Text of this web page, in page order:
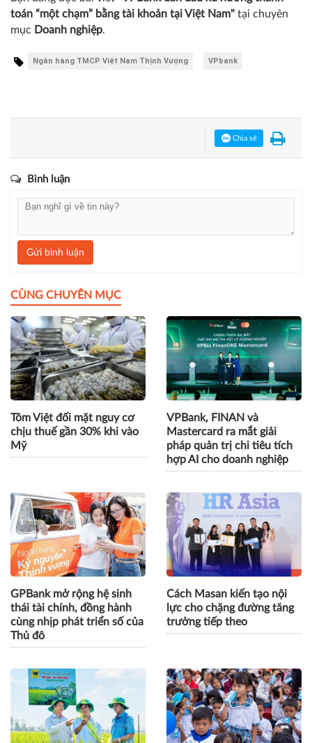
toán “một chạm” bằng tài khoản tại Việt Nam" tại chuyên
mục Doanh nghiệp.
Ngân hàng TMCP Việt Nam Thịnh Vượng VPbank
Chia sẻ
Bình luận
Gửi bình luận
CÙNG CHUYÊN MỤC
Tôm Việt đối mặt nguy cơ
chịu thuế gần 30% khi vào
Mỹ
VPBank, FINAN và
Mastercard ra mắt giải
pháp quản trị chi tiêu tích
hợp AI cho doanh nghiệp
GPBank mở rộng hệ sinh
thái tài chính, đồng hành
cùng nhịp phát triển số của
Thủ đô
Cách Masan kiến tạo nội
lực cho chặng đường tăng
trưởng tiếp theo